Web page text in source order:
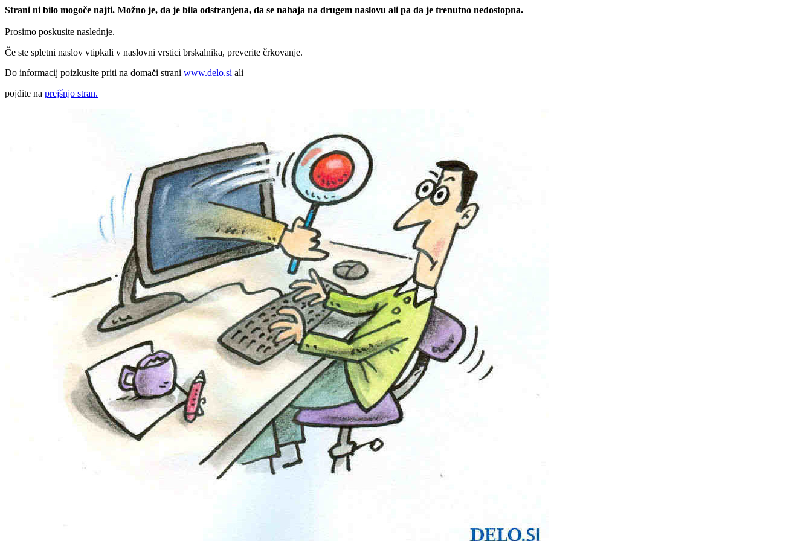
Strani ni bilo mogoče najti. Možno je, da je bila odstranjena, da se nahaja na drugem naslovu ali pa da je trenutno nedostopna.
Prosimo poskusite naslednje.
Če ste spletni naslov vtipkali v naslovni vrstici brskalnika, preverite črkovanje.
Do informacij poizkusite priti na domači strani www.delo.si ali
pojdite na prejšnjo stran.